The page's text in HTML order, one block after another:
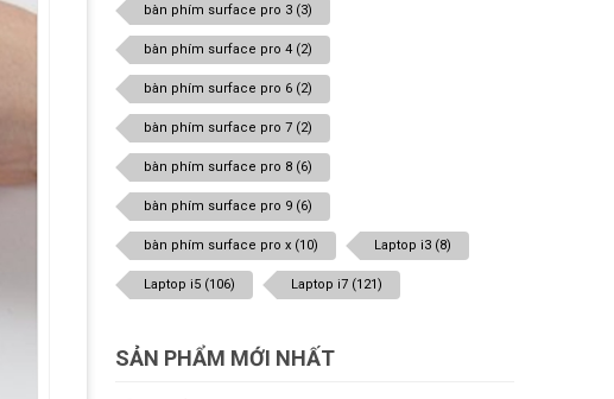
bàn phím surface pro 3 (3)
bàn phím surface pro 4 (2)
bàn phím surface pro 6 (2)
bàn phím surface pro 7 (2)
bàn phím surface pro 8 (6)
bàn phím surface pro 9 (6)
bàn phím surface pro x (10) Laptop i3 (8)
Laptop i5 (106) Laptop i7 (121)
SẢN PHẨM MỚI NHẤT